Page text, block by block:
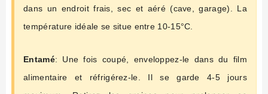
dans un endroit frais, sec et aéré (cave, garage). La
température idéale se situe entre 10-15°C.
Entamé: Une fois coupé, enveloppez-le dans du film
alimentaire et réfrigérez-le. Il se garde 4-5 jours